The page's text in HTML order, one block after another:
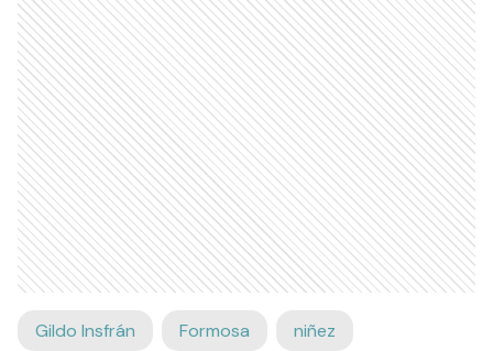
Gildo Insfrán Formosa niñez